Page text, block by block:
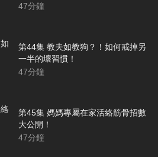
47分鐘
第44集 教夫如教狗？！如何戒掉另
一半的壞習慣！
47分鐘
第45集 媽媽專屬在家活絡筋骨招數
大公開！
47分鐘